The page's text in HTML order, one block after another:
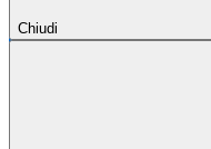
Chiudi